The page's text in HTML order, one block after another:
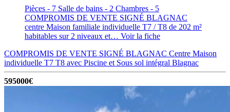
Pièces - 7 Salle de bains - 2 Chambres - 5
COMPROMIS DE VENTE SIGNÉ BLAGNAC
centre Maison familiale individuelle T7 / T8 de 202 m²
habitables sur 2 niveaux et… Voir la fiche
COMPROMIS DE VENTE SIGNÉ BLAGNAC Centre Maison
individuelle T7 T8 avec Piscine et Sous sol intégral Blagnac
595000€